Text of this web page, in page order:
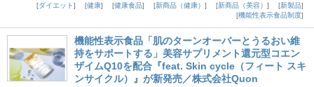
ダイエット 健康 健康食品 新商品（健康） 新商品（美容）
新製品
機能性表示食品制度
機能性表示食品「肌のターンオーバーとうるおい維
持をサポートする」美容サプリメント還元型コエン
ザイムQ10を配合『feat. Skin cycle（フィート スキ
ンサイクル）』が新発売／株式会社Quon